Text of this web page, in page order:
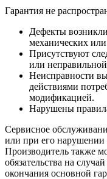
Гарантия не
Дефекты
механических
Присутствуют
или
Неисправности
действиями
модификацией.
Нарушены
Сервисное
или при его нарушении
Производитель также
обязательства на
окончания основной